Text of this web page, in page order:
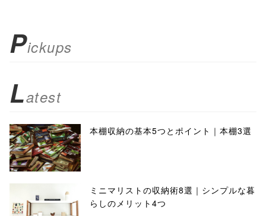
Pickups
Latest
本棚収納の基本5つとポイント｜本棚3選
ミニマリストの収納術8選｜シンプルな暮
らしのメリット4つ